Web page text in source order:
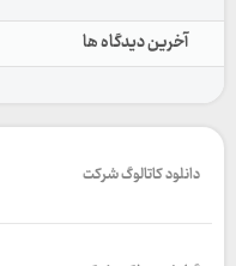
آخرین دیدگاه ها
دانلود کاتالوگ شرکت